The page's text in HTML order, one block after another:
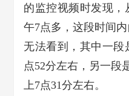
的监控视频时发现，
午7点多，这段时间
无法看到，其中一段
点52分左右，另一段
上7点31分左右。